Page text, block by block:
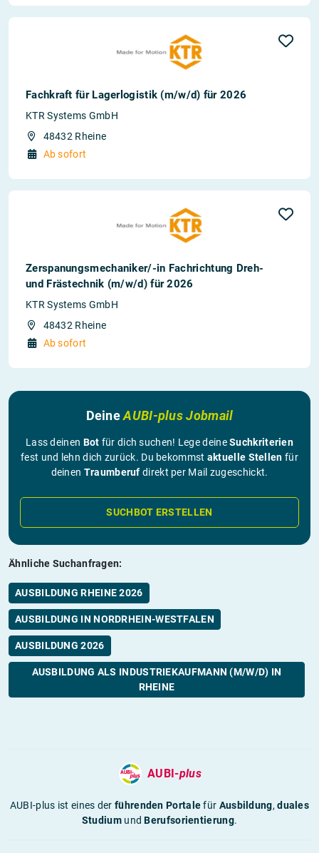
Fachkraft für Lagerlogistik (m/w/d) für 2026
KTR Systems GmbH
48432 Rheine
Ab sofort
Zerspanungsmechaniker/-in Fachrichtung Dreh-
und Frästechnik (m/w/d) für 2026
KTR Systems GmbH
48432 Rheine
Ab sofort
DeineAUBI-plus Jobmail
Lass deinen Bot für dich suchen! Lege deineSuchkriterien
fest und lehn dich zurück. Du bekommst aktuelle Stellen für
deinen Traumberuf direkt per Mail zugeschickt.
SUCHBOT ERSTELLEN
Ähnliche Suchanfragen:
AUSBILDUNG RHEINE 2026
AUSBILDUNG IN NORDRHEIN-WESTFALEN
AUSBILDUNG 2026
AUSBILDUNG ALS INDUSTRIEKAUFMANN (M/W/D) IN
RHEINE
AUBI-plus
AUBI-plus ist eines derführenden Portalefür Ausbildung,duales
StudiumundBerufsorientierung.